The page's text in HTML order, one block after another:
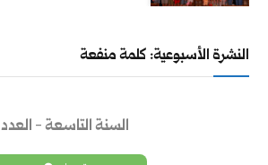
النشرة الأسبوعية: كلمة منفعة
السنة التاسعة - العدد 31